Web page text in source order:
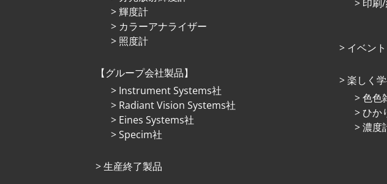
輝度計
カラーアナライザー
照度計
グループ会社製品
Instrument Systems社
Radiant Vision Systems社
Eines Systems社
Specim社
⽣産終了製品
印刷
イベン
楽しく
⾊⾊
ひか
濃度